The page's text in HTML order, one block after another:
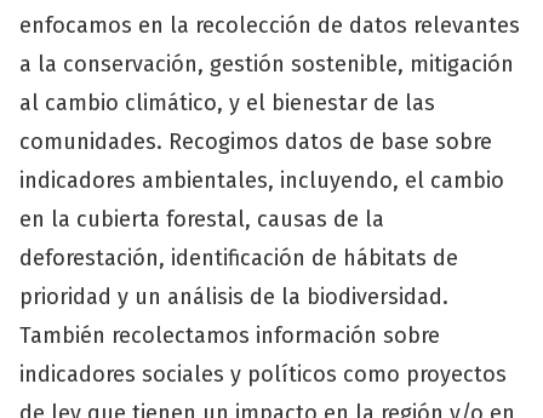
enfocamos en la recolección de datos relevantes
a la conservación, gestión sostenible, mitigación
al cambio climático, y el bienestar de las
comunidades. Recogimos datos de base sobre
indicadores ambientales, incluyendo, el cambio
en la cubierta forestal, causas de la
deforestación, identificación de hábitats de
prioridad y un análisis de la biodiversidad.
También recolectamos información sobre
indicadores sociales y políticos como proyectos